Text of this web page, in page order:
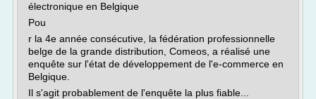
électronique en Belgique
Pou
r la 4e année consécutive, la fédération professionnelle
belge de la grande distribution, Comeos, a réalisé une
enquête sur l'état de développement de l'e-commerce en
Belgique.
Il s'agit probablement de l'enquête la plus fiable...